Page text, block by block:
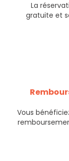
La
gratuite et
Vous